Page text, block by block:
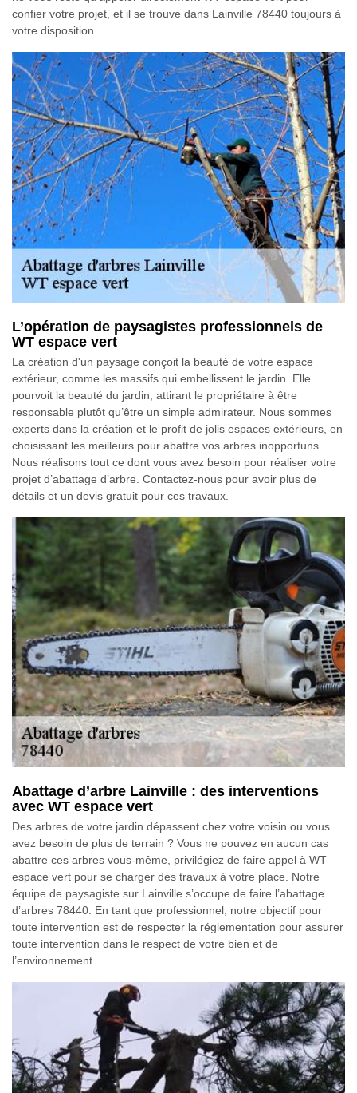
confier votre projet, et il se trouve dans Lainville 78440 toujours à
votre disposition.
L’opération de paysagistes professionnels de
WT espace vert
La création d'un paysage conçoit la beauté de votre espace
extérieur, comme les massifs qui embellissent le jardin. Elle
pourvoit la beauté du jardin, attirant le propriétaire à être
responsable plutôt qu’être un simple admirateur. Nous sommes
experts dans la création et le profit de jolis espaces extérieurs, en
choisissant les meilleurs pour abattre vos arbres inopportuns.
Nous réalisons tout ce dont vous avez besoin pour réaliser votre
projet d’abattage d’arbre. Contactez-nous pour avoir plus de
détails et un devis gratuit pour ces travaux.
Abattage d’arbre Lainville : des interventions
avec WT espace vert
Des arbres de votre jardin dépassent chez votre voisin ou vous
avez besoin de plus de terrain ? Vous ne pouvez en aucun cas
abattre ces arbres vous-même, privilégiez de faire appel à WT
espace vert pour se charger des travaux à votre place. Notre
équipe de paysagiste sur Lainville s’occupe de faire l’abattage
d’arbres 78440. En tant que professionnel, notre objectif pour
toute intervention est de respecter la réglementation pour assurer
toute intervention dans le respect de votre bien et de
l’environnement.